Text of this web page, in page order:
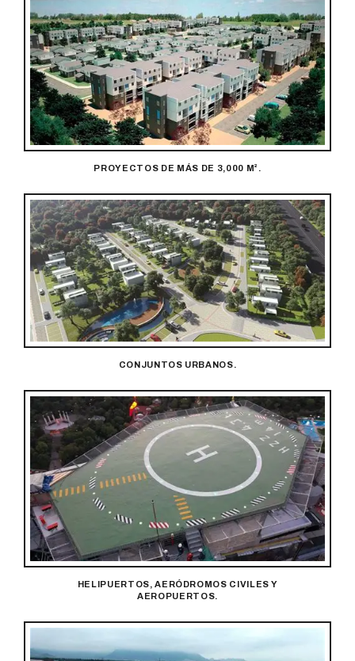
PROYECTOS DE MÁS DE 3,000 M².
CONJUNTOS URBANOS.
HELIPUERTOS, AERÓDROMOS CIVILES Y
AEROPUERTOS.